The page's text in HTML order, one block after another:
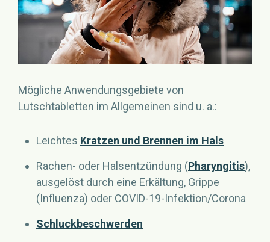
Mögliche Anwendungsgebiete von
Lutschtabletten im Allgemeinen sind u. a.:
Leichtes Kratzen und Brennen im Hals
Rachen- oder Halsentzündung (Pharyngitis),
ausgelöst durch eine Erkältung, Grippe
(Influenza) oder COVID-19-Infektion/Corona
Schluckbeschwerden